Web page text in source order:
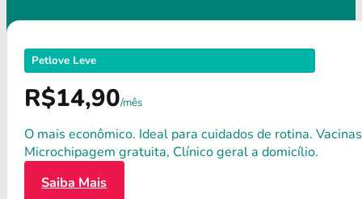
Petlove Leve
R$14,90/mês
O mais econômico. Ideal para cuidados de rotina.
Microchipagem gratuita, Clínico geral a domicílio.
Saiba Mais